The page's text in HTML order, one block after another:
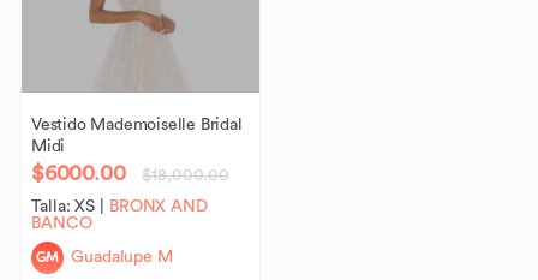
Vestido Mademoiselle Bridal
Midi
$6000.00
$18,000.00
Talla:XS
BRONX AND
BANCO
GM Guadalupe M